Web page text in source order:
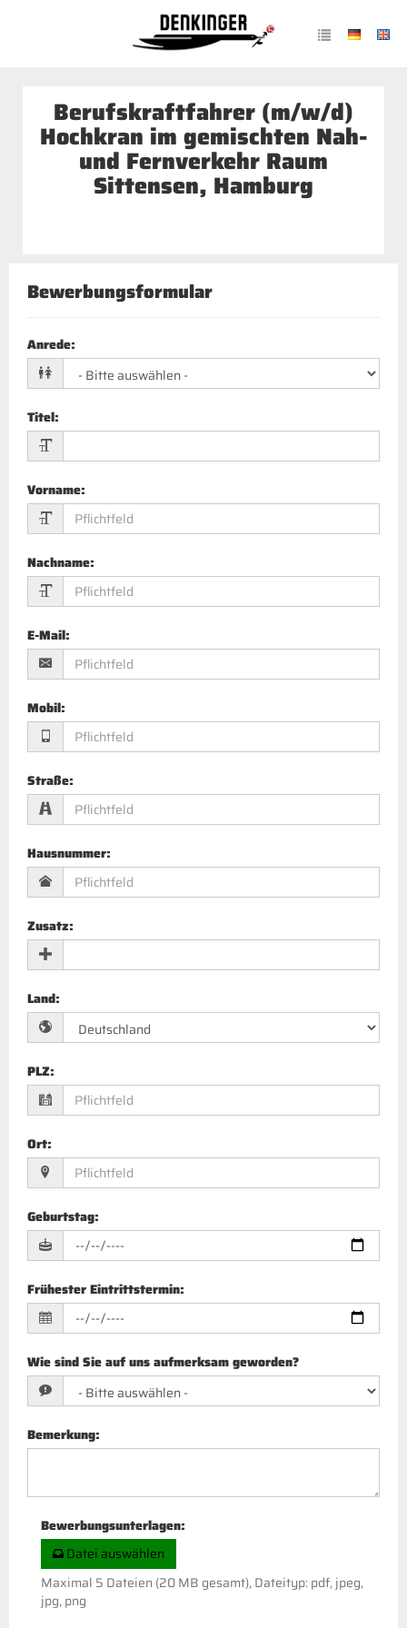
Berufskraftfahrer (m/w/d)
Hochkran im gemischten Nah-
und Fernverkehr Raum
Sittensen, Hamburg
Bewerbungsformular
Anrede:
Titel:
Vorname:
Nachname:
E-Mail:
Mobil:
Straße:
Hausnummer:
Zusatz:
Land:
PLZ:
Ort:
Geburtstag:
Frühester Eintrittstermin:
Wie sind Sie auf uns aufmerksam geworden?
Bemerkung:
Bewerbungsunterlagen:
Datei auswählen
Maximal 5 Dateien (20 MB gesamt), Dateityp: pdf, jpeg,
jpg, png